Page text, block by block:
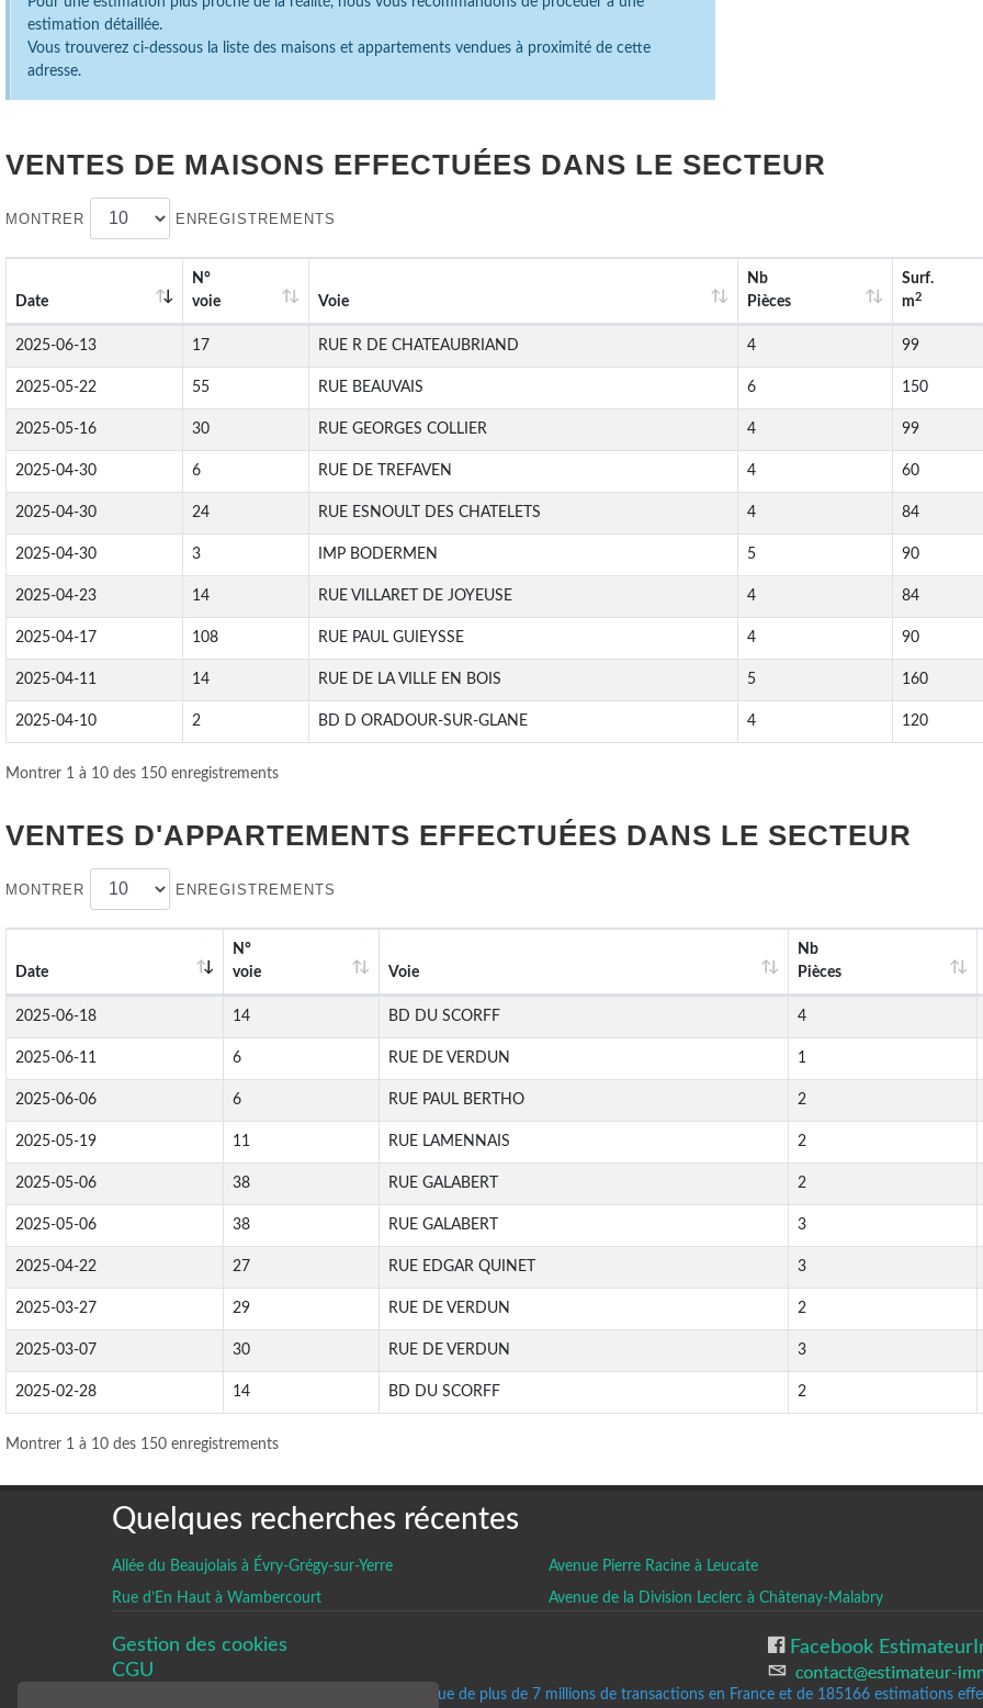
estimation détaillée.
Vous trouverez ci-dessous la liste des maisons et appartements vendues à proximité de cette
adresse.
VENTES DE MAISONS EFFECTUÉES DANS LE SECTEUR
MONTRER ENREGISTREMENTS
Date
N°
voie
Voie
Nb
Pièces
Surf.
m2
2025-06-13 17 RUE R DE CHATEAUBRIAND 4 99
2025-05-22 55 RUE BEAUVAIS 6 150
2025-05-16 30 RUE GEORGES COLLIER 4 99
2025-04-30 6 RUE DE TREFAVEN 4 60
2025-04-30 24 RUE ESNOULT DES CHATELETS 4 84
2025-04-30 3 IMP BODERMEN 5 90
2025-04-23 14 RUE VILLARET DE JOYEUSE 4 84
2025-04-17 108 RUE PAUL GUIEYSSE 4 90
2025-04-11 14 RUE DE LA VILLE EN BOIS 5 160
2025-04-10 2 BD D ORADOUR-SUR-GLANE 4 120
Montrer 1 à 10 des 150 enregistrements
VENTES D'APPARTEMENTS EFFECTUÉES DANS LE SECTEUR
MONTRER ENREGISTREMENTS
Date
N°
voie
Voie
Nb
Pièces
2025-06-18 14 BD DU SCORFF 4
2025-06-11 6 RUE DE VERDUN 1
2025-06-06 6 RUE PAUL BERTHO 2
2025-05-19 11 RUE LAMENNAIS 2
2025-05-06 38 RUE GALABERT 2
2025-05-06 38 RUE GALABERT 3
2025-04-22 27 RUE EDGAR QUINET 3
2025-03-27 29 RUE DE VERDUN 2
2025-03-07 30 RUE DE VERDUN 3
2025-02-28 14 BD DU SCORFF 2
Montrer 1 à 10 des 150 enregistrements
Quelques recherches récentes
Allée du Beaujolais à Évry-Grégy-sur-Yerre Avenue Pierre Racine à Leucate
Rue d’En Haut à Wambercourt Avenue de la Division Leclerc à Châtenay-Malabry
Gestion des cookies
Facebook
CGU
Un historique de plus de 7 millions de transactions en France et de 185166estimations